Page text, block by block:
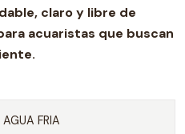
claro y libre de
acuaristas que buscan
FRIA